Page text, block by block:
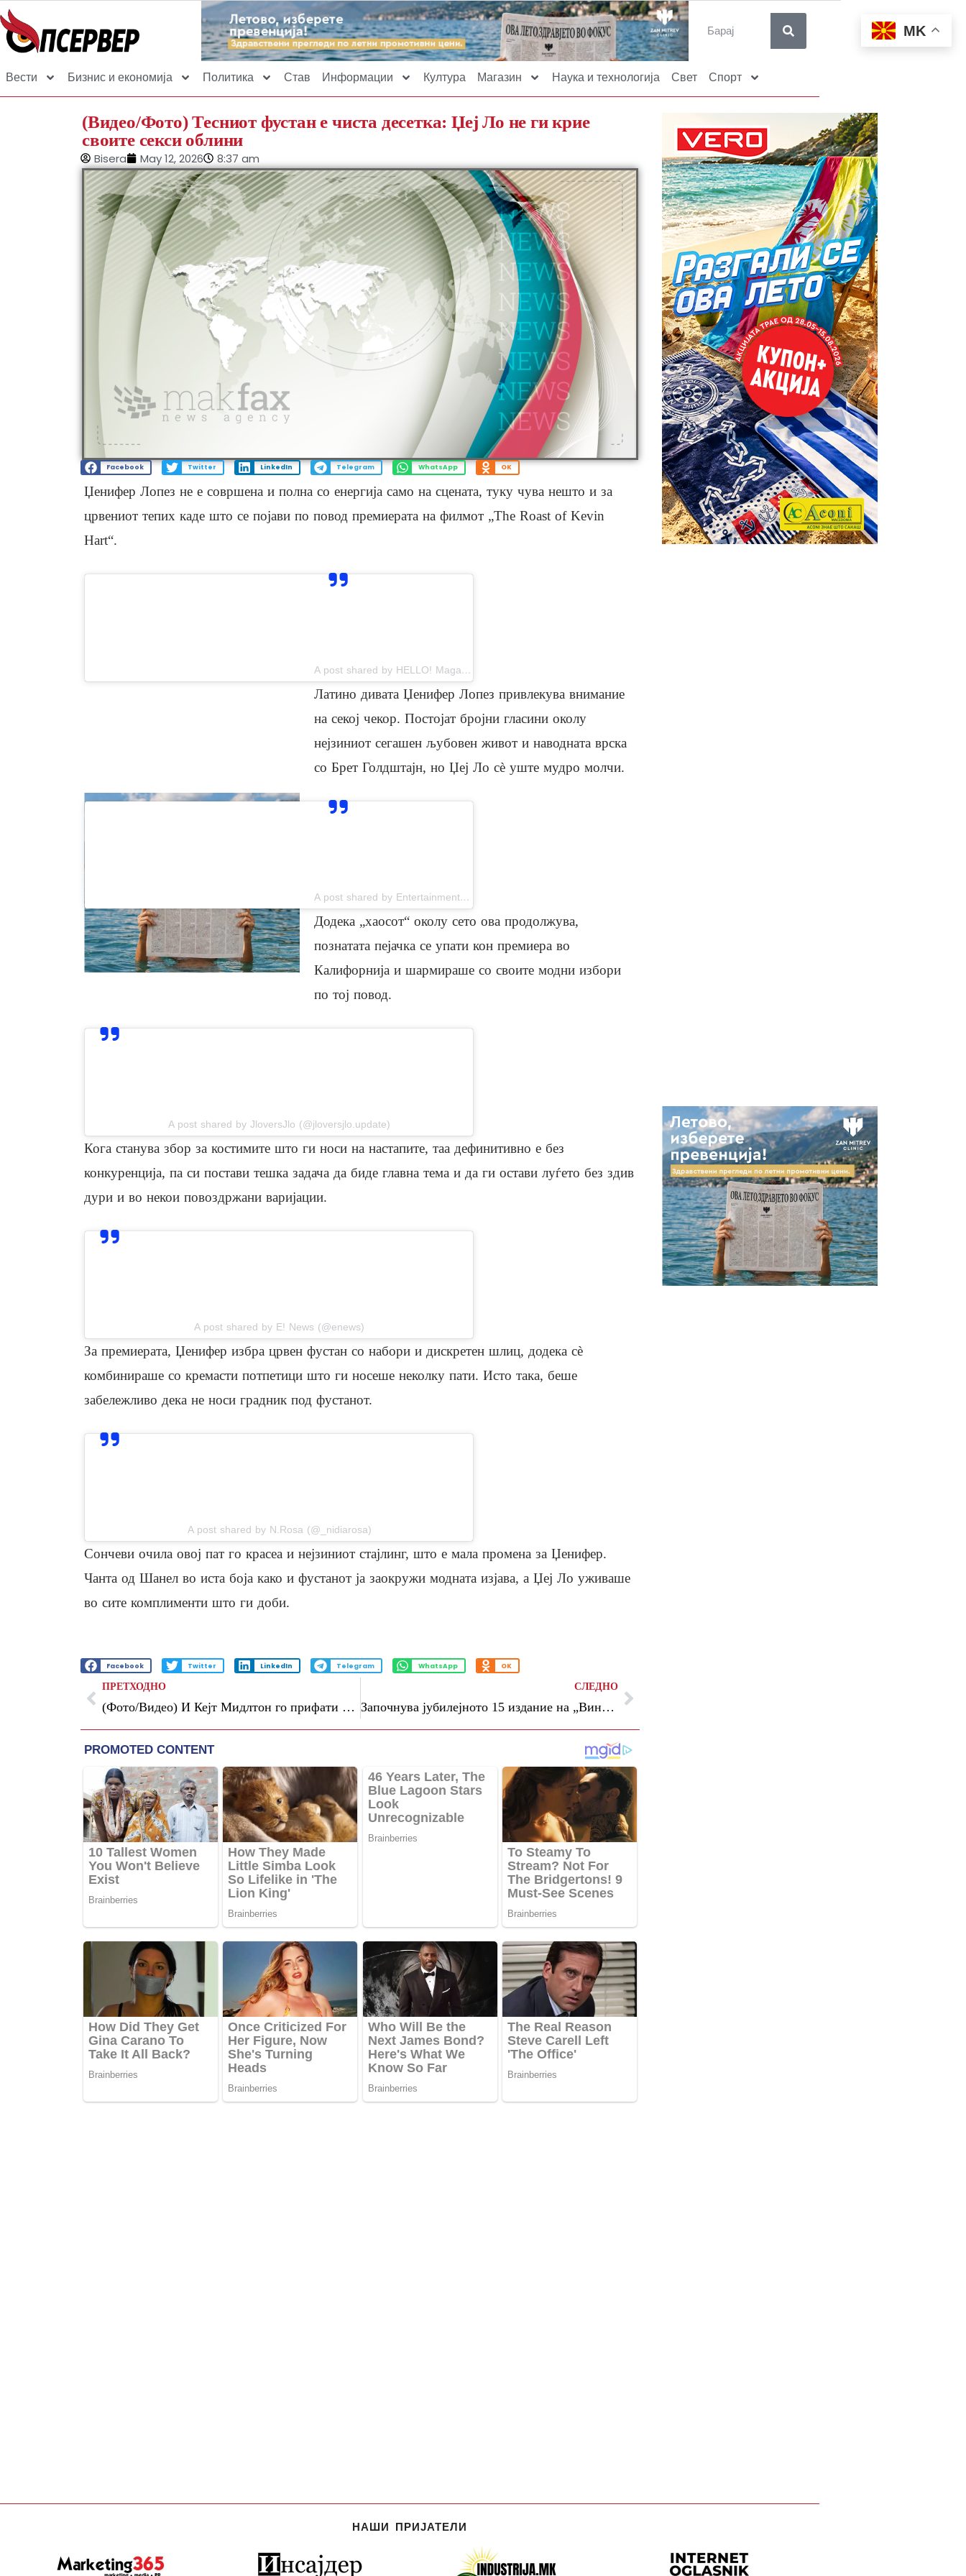
Вести Бизнис и економија Политика Став Информации Култура Магазин Наука и технологија Свет Спорт
(Видео/Фото) Тесниот фустан е чиста десетка: Џеј Ло не ги крие
своите секси облини
Bisera May 12, 2026 8:37 am
Facebook Twitter LinkedIn Telegram WhatsApp OK
Џенифер Лопез не е совршена и полна со енергија само на сцената, туку чува нешто и за
црвениот тепих каде што се појави по повод премиерата на филмот „The Roast of Kevin
Hart“.
A post shared by HELLO! Magazine (@hellomag)
Латино дивата Џенифер Лопез привлекува внимание
на секој чекор. Постојат бројни гласини околу
нејзиниот сегашен љубовен живот и наводната врска
со Брет Голдштајн, но Џеј Ло сè уште мудро молчи.
A post shared by Entertainment Tonight (@entertainmenttonight)
Додека „хаосот“ околу сето ова продолжува,
познатата пејачка се упати кон премиера во
Калифорнија и шармираше со своите модни избори
по тој повод.
A post shared by JloversJlo (@jloversjlo.update)
Кога станува збор за костимите што ги носи на настапите, таа дефинитивно е без
конкуренција, па си постави тешка задача да биде главна тема и да ги остави луѓето без здив
дури и во некои повоздржани варијации.
A post shared by E! News (@enews)
За премиерата, Џенифер избра црвен фустан со набори и дискретен шлиц, додека сè
комбинираше со кремасти потпетици што ги носеше неколку пати. Исто така, беше
забележливо дека не носи градник под фустанот.
A post shared by N.Rosa (@_nidiarosa)
Сончеви очила овој пат го красеа и нејзиниот стајлинг, што е мала промена за Џенифер.
Чанта од Шанел во иста боја како и фустанот ја заокружи модната изјава, а Џеј Ло уживаше
во сите комплименти што ги доби.
Facebook Twitter LinkedIn Telegram WhatsApp OK
ПРЕТХОДНО
(Фото/Видео) И Кејт Мидлтон го прифати најмодерниот дизајн на сезоната: совршено ѝ стои
СЛЕДНО
Започнува јубилејното 15 издание на „Виноскоп“
НАШИ ПРИЈАТЕЛИ
MK